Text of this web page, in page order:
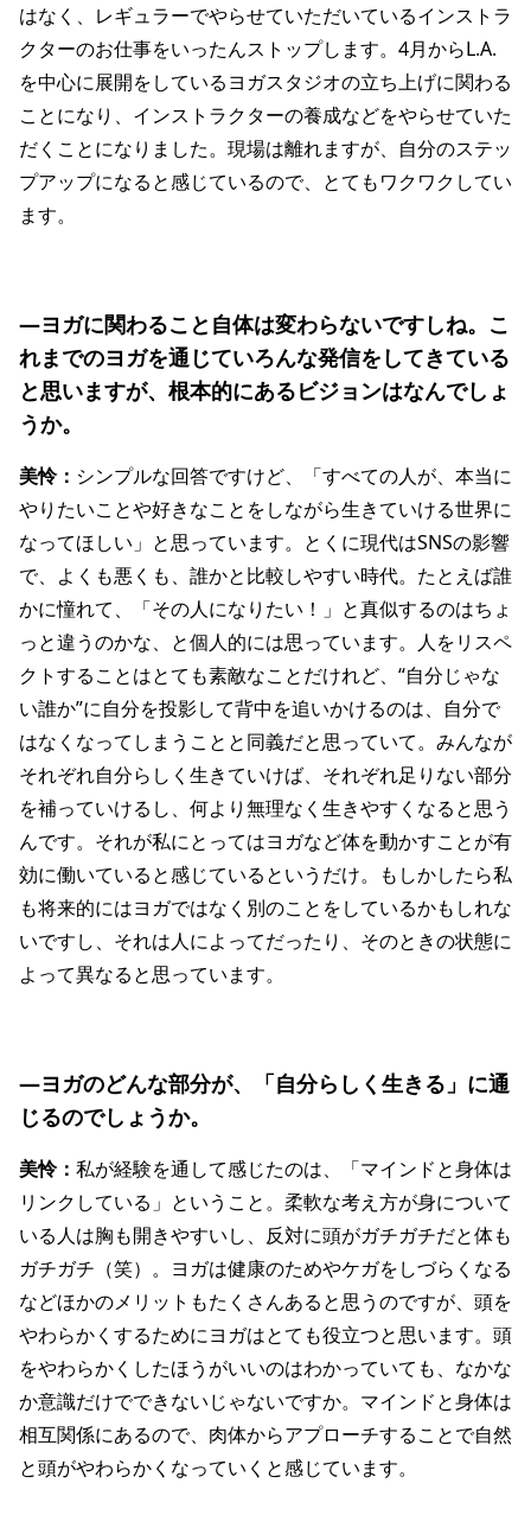
はなく、レギュラーでやらせていただいているインストラ
クターのお仕事をいったんストップします。4月からL.A.
を中心に展開をしているヨガスタジオの立ち上げに関わる
ことになり、インストラクターの養成などをやらせていた
だくことになりました。現場は離れますが、自分のステッ
プアップになると感じているので、とてもワクワクしてい
ます。
―ヨガに関わること自体は変わらないですしね。こ
れまでのヨガを通じていろんな発信をしてきている
と思いますが、根本的にあるビジョンはなんでしょ
うか。
美怜： シンプルな回答ですけど、「すべての人が、本当に
やりたいことや好きなことをしながら生きていける世界に
なってほしい」と思っています。とくに現代はSNSの影響
で、よくも悪くも、誰かと比較しやすい時代。たとえば誰
かに憧れて、「その人になりたい！」と真似するのはちょ
っと違うのかな、と個人的には思っています。人をリスペ
クトすることはとても素敵なことだけれど、“自分じゃな
い誰か”に自分を投影して背中を追いかけるのは、自分で
はなくなってしまうことと同義だと思っていて。みんなが
それぞれ自分らしく生きていけば、それぞれ足りない部分
を補っていけるし、何より無理なく生きやすくなると思う
んです。それが私にとってはヨガなど体を動かすことが有
効に働いていると感じているというだけ。もしかしたら私
も将来的にはヨガではなく別のことをしているかもしれな
いですし、それは人によってだったり、そのときの状態に
よって異なると思っています。
―ヨガのどんな部分が、「自分らしく生きる」に通
じるのでしょうか。
美怜： 私が経験を通して感じたのは、「マインドと身体は
リンクしている」ということ。柔軟な考え方が身について
いる人は胸も開きやすいし、反対に頭がガチガチだと体も
ガチガチ（笑）。ヨガは健康のためやケガをしづらくなる
などほかのメリットもたくさんあると思うのですが、頭を
やわらかくするためにヨガはとても役立つと思います。頭
をやわらかくしたほうがいいのはわかっていても、なかな
か意識だけでできないじゃないですか。マインドと身体は
相互関係にあるので、肉体からアプローチすることで自然
と頭がやわらかくなっていくと感じています。